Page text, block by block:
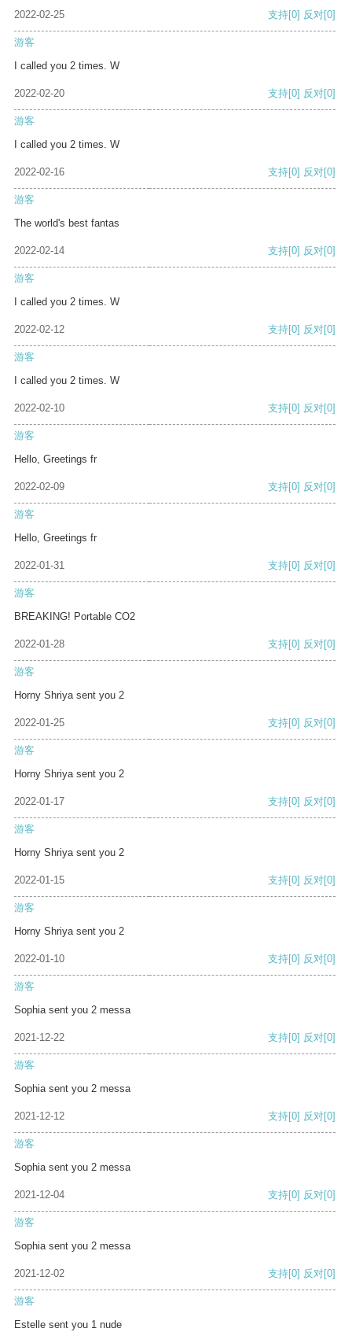
2022-02-25 支持[0] 反对[0]
游客
I called you 2 times. W
2022-02-20 支持[0] 反对[0]
游客
I called you 2 times. W
2022-02-16 支持[0] 反对[0]
游客
The world's best fantas
2022-02-14 支持[0] 反对[0]
游客
I called you 2 times. W
2022-02-12 支持[0] 反对[0]
游客
I called you 2 times. W
2022-02-10 支持[0] 反对[0]
游客
Hello, Greetings fr
2022-02-09 支持[0] 反对[0]
游客
Hello, Greetings fr
2022-01-31 支持[0] 反对[0]
游客
BREAKING! Portable CO2
2022-01-28 支持[0] 反对[0]
游客
Horny Shriya sent you 2
2022-01-25 支持[0] 反对[0]
游客
Horny Shriya sent you 2
2022-01-17 支持[0] 反对[0]
游客
Horny Shriya sent you 2
2022-01-15 支持[0] 反对[0]
游客
Horny Shriya sent you 2
2022-01-10 支持[0] 反对[0]
游客
Sophia sent you 2 messa
2021-12-22 支持[0] 反对[0]
游客
Sophia sent you 2 messa
2021-12-12 支持[0] 反对[0]
游客
Sophia sent you 2 messa
2021-12-04 支持[0] 反对[0]
游客
Sophia sent you 2 messa
2021-12-02 支持[0] 反对[0]
游客
Estelle sent you 1 nude